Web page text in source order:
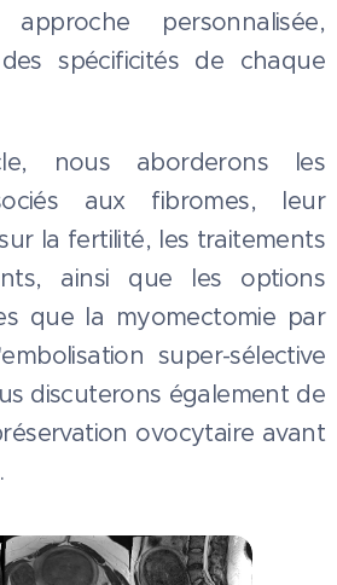
personnalisée,
spécificités de chaque
nous aborderons les
aux fibromes, leur
la fertilité, les traitements
ainsi que les options
que la myomectomie par
super-sélective
discuterons également de
ovocytaire avant